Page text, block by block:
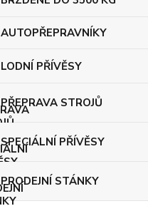
AUTOPŘEPRAVNÍKY
LODNÍ PŘÍVĚSY
PŘEPRAVA STROJŮ
SPECIÁLNÍ PŘÍVĚSY
PRODEJNÍ STÁNKY